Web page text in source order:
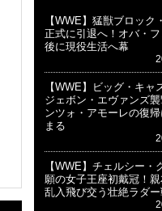
【WWE】猛獣ブロック
正式に引退へ！オバ・
後に現役生活へ幕
【WWE】ビッグ・キャ
ジェボン・エヴァンズ
ンツォ・アモーレの復
まる
【WWE】チェルシー・
願の女子王座初戴冠！親
乱入飛び交う壮絶ラダ